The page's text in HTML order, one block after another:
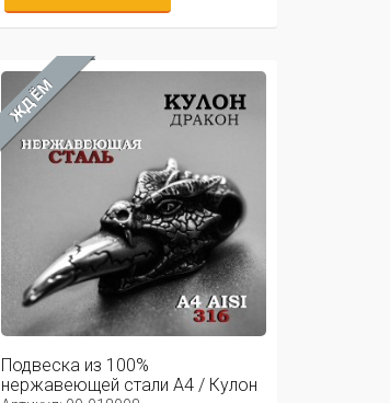
ЖДЁМ
Подвеска из 100%
нержавеющей стали А4 / Кулон